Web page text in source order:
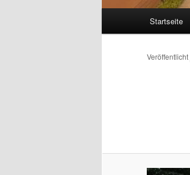
Startseite
Veröffentlicht